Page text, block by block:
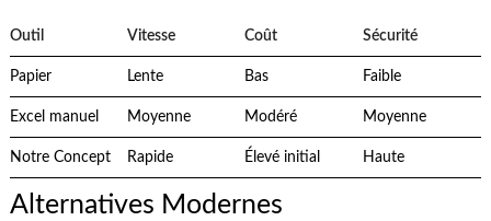
Outil Vitesse Coût Sécurité
Papier Lente Bas Faible
Excel manuel Moyenne Modéré Moyenne
Notre Concept Rapide Élevé initial Haute
Alternatives Modernes